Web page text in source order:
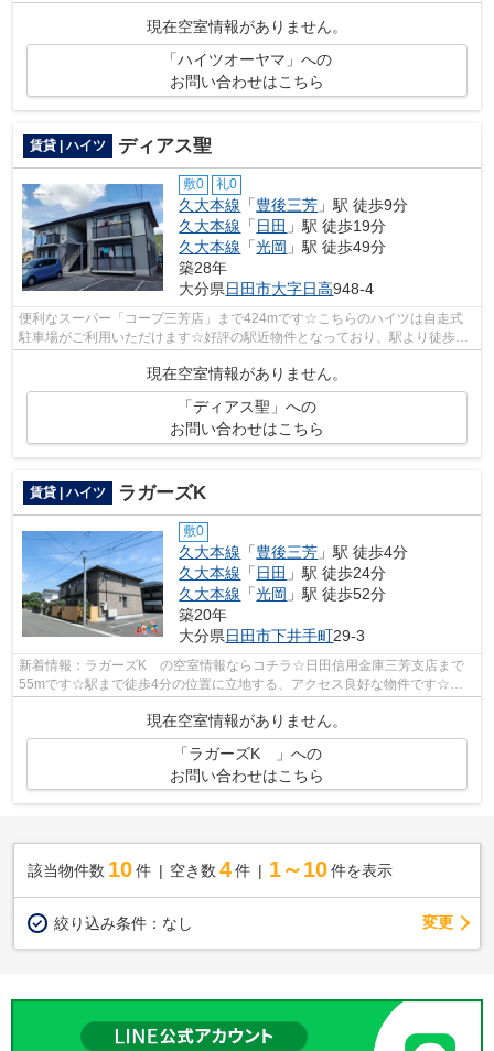
現在空室情報がありません。
「ハイツオーヤマ」への
お問い合わせはこちら
賃貸 | ハイツ ディアス聖
敷0 礼0
久大本線 「豊後三芳 」駅 徒歩9分
久大本線 「 日田 」駅 徒歩19分
久大本線 「光岡 」駅 徒歩49分
築28年
大分県日田市大字日高948-4
便利なスーパー「コープ三芳店」まで424mです☆こちらのハイツは自走式
駐車場がご利用いただけます☆好評の駅近物件となっており、駅より徒歩9
現在空室情報がありません。
「ディアス聖」への
お問い合わせはこちら
賃貸 | ハイツ ラガーズK
敷0
久大本線 「豊後三芳 」駅 徒歩4分
久大本線 「 日田 」駅 徒歩24分
久大本線 「光岡 」駅 徒歩52分
築20年
大分県日田市下井手町29-3
新着情報：ラガーズK の空室情報ならコチラ☆日田信用金庫三芳支店まで
55mです☆駅まで徒歩4分の位置に立地する、アクセス良好な物件です☆物
件の周辺に駅が2つあり、よく電車を利用する...
現在空室情報がありません。
「ラガーズK 」への
お問い合わせはこちら
該当物件数 10件 空き数 4 件 1～10 件を表示
絞り込み条件： なし 変更